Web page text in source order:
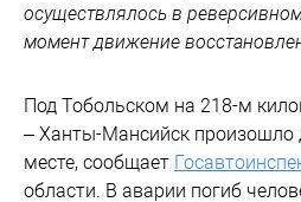
осуществлялось в
момент движение
Под Тобольском на 218-м
– Ханты-Мансийск
месте, сообщает
области. В аварии погиб